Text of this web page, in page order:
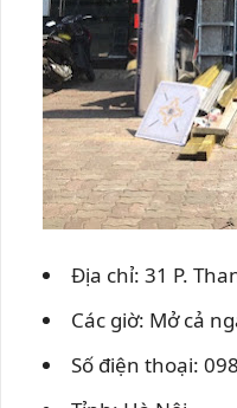
Địa chỉ: 31 P.
Các giờ: Mở cả
Số điện thoại: